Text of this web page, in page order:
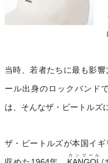
当時、若者たちに最も影
ール出身のロックバンド
は、そんなザ・ビートルズ
ザ・ビートルズが本国イ
カンゴール